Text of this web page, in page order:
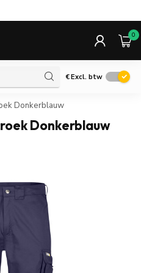
0
€Excl. btw
Donkerblauw
Donkerblauw